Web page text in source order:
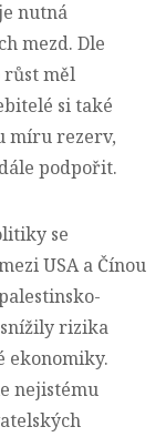
nutná
mezd. Dle
růst měl
si také
míru rezerv,
podpořit.
se
USA a Čínou
rizika
ekonomiky.
nejistému